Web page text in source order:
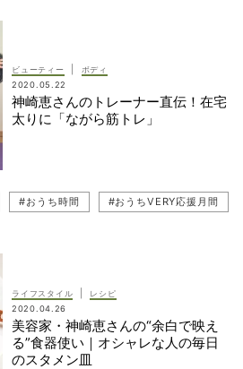
ビューティー
ボディ
2020.05.22
神崎恵さんのトレーナー直伝！在宅
太りに「ながら筋トレ」
#おうち時間 #おうちVERY応援月間
ライフスタイル
レシピ
2020.04.26
美容家・神崎恵さんの“余白で映え
る”食器使い｜オシャレな人の毎日
のスタメン皿